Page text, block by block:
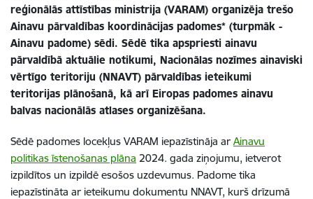
reģionālās attīstības ministrija (VARAM) organizēja trešo
Ainavu pārvaldības koordinācijas padomes* (turpmāk -
Ainavu padome) sēdi. Sēdē tika apspriesti ainavu
pārvaldībā aktuālie notikumi, Nacionālas nozīmes ainaviski
vērtīgo teritoriju (NNAVT) pārvaldības ieteikumi
teritorijas plānošanā, kā arī Eiropas padomes ainavu
balvas nacionālās atlases organizēšana.
Sēdē padomes locekļus VARAM iepazīstināja ar Ainavu
politikas īstenošanas plāna 2024. gada ziņojumu, ietverot
izpildītos un izpildē esošos uzdevumus. Padome tika
iepazīstināta ar ieteikumu dokumentu NNAVT, kurš drīzumā